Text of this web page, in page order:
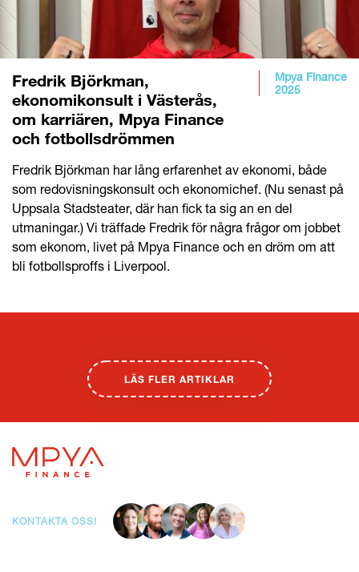
Mpya Finance
2025
Fredrik Björkman,
ekonomikonsult i Västerås,
om karriären, Mpya Finance
och fotbollsdrömmen
Fredrik Björkman har lång erfarenhet av ekonomi, både
som redovisningskonsult och ekonomichef. (Nu senast på
Uppsala Stadsteater, där han fick ta sig an en del
utmaningar.) Vi träffade Fredrik för några frågor om jobbet
som ekonom, livet på Mpya Finance och en dröm om att
bli fotbollsproffs i Liverpool.
LÄS FLER ARTIKLAR
KONTAKTA OSS!